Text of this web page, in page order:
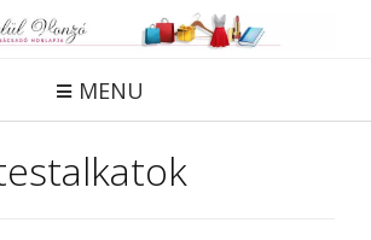
MENU